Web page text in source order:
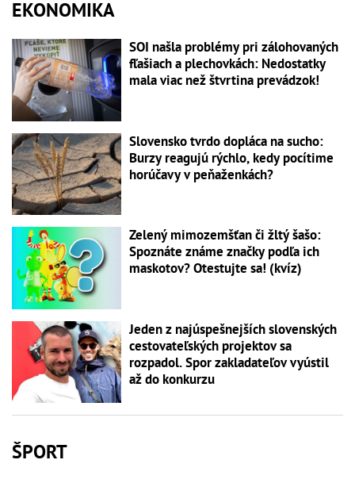
EKONOMIKA
SOI našla problémy pri zálohovaných
fľašiach a plechovkách: Nedostatky
mala viac než štvrtina prevádzok!
Slovensko tvrdo dopláca na sucho:
Burzy reagujú rýchlo, kedy pocítime
horúčavy v peňaženkách?
Zelený mimozemšťan či žltý šašo:
Spoznáte známe značky podľa ich
maskotov? Otestujte sa! (kvíz)
Jeden z najúspešnejších slovenských
cestovateľských projektov sa
rozpadol. Spor zakladateľov vyústil
až do konkurzu
ŠPORT